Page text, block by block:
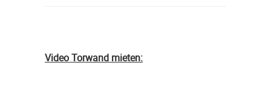
Video Torwand mieten: